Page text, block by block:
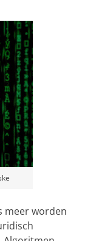
meer worden